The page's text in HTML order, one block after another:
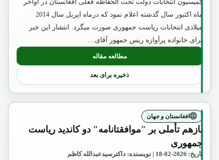
کمیسیون انتخابات دولت تحت الحفاظه فعلی افغانستان در اواخر
ماه اکتبور سال گذشته اعلام نمود که درماه اپریل سال 2014
میلادی انتخابات ریاست جمهوری صورت میگرد. انتشار این خبر
برای خانواده پرآوازه ریس جمهور آقای…
مطالعه مقاله: قصه انسحاب قوا و اعتراف روءسا
ذخیره برای بعد
افغانستان و جهان
بازهم تأملی بر "موافقتانامه" دو کاندید ریاست
جمهوری
تاریخ: 2026-02-18 | نویسنده: داکترسیدعبدالله کاظم